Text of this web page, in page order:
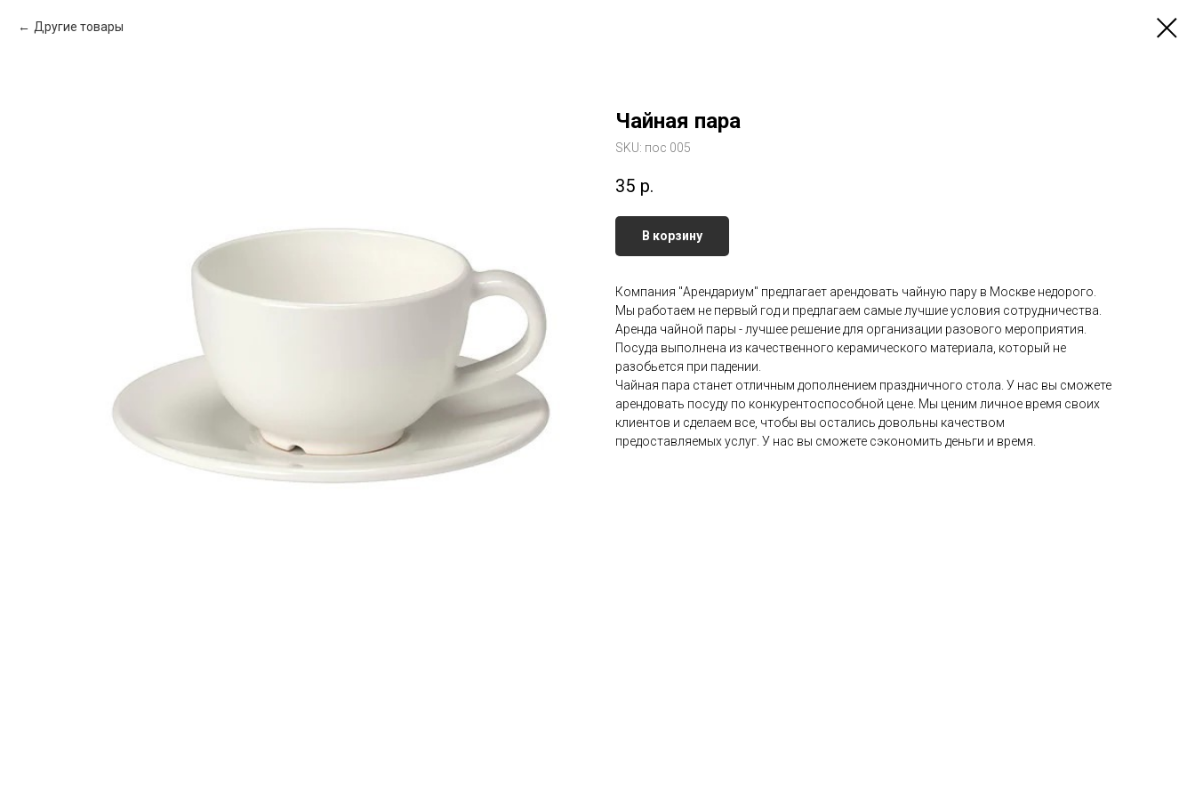
Другие товары
Чайная пара
SKU: пос 005
35 р.
В корзину
Компания "Арендариум" предлагает арендовать чайную пару в Москве недорого.
Мы работаем не первый год и предлагаем самые лучшие условия сотрудничества.
Аренда чайной пары - лучшее решение для организации разового мероприятия.
Посуда выполнена из качественного керамического материала, который не
разобьется при падении.
Чайная пара станет отличным дополнением праздничного стола. У нас вы сможете
арендовать посуду по конкурентоспособной цене. Мы ценим личное время своих
клиентов и сделаем все, чтобы вы остались довольны качеством
предоставляемых услуг. У нас вы сможете сэкономить деньги и время.